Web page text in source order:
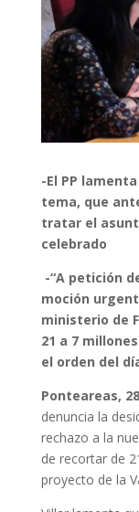
-El PP
tema, que
tratar el
celebrado
-“A petición
moción
ministerio de
21 a 7
el orden del
Ponteareas,
denuncia la
rechazo a la
de recortar de
proyecto de la